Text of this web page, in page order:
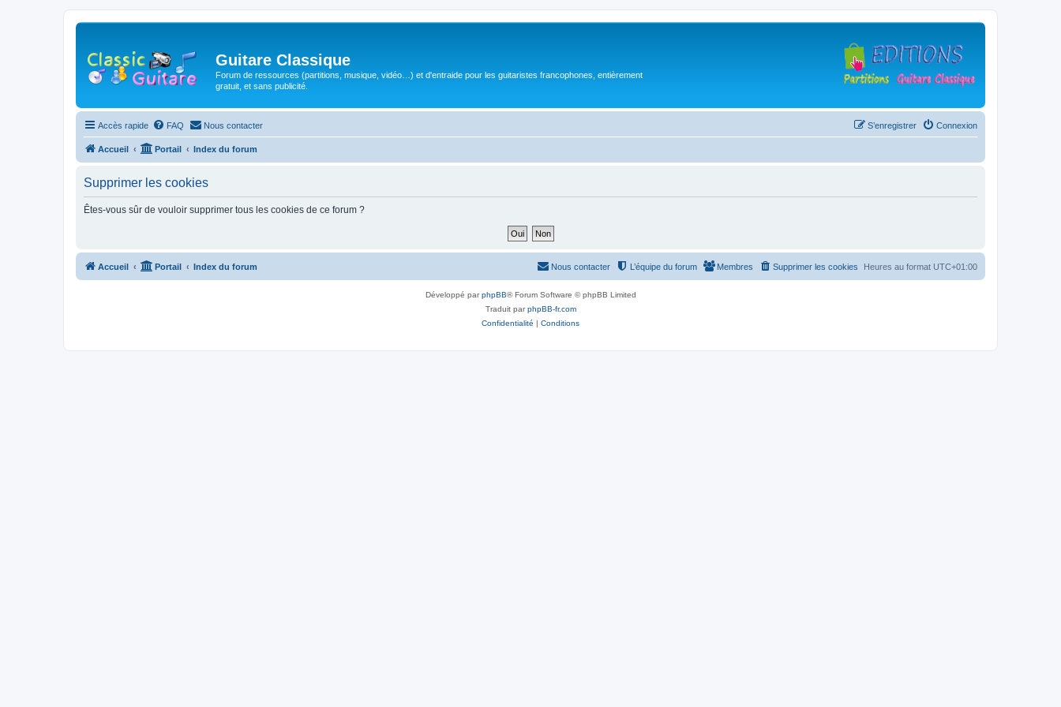
Guitare Classique
Forum de ressources (partitions, musique, vidéo…) et d'entraide pour les guitaristes francophones, entièrement
gratuit, et sans publicité.
Accès rapide FAQ Nous contacter Connexion
S’enregistrer
Accueil Portail Index du forum
Supprimer les cookies
Êtes-vous sûr de vouloir supprimer tous les cookies de ce forum ?
Accueil Portail Index du forum Heures au format UTC+01:00
Supprimer les cookies
Membres
L’équipe du forum
Nous contacter
Développé parphpBB® Forum Software © phpBB Limited
Traduit parphpBB-fr.com
Confidentialité | Conditions